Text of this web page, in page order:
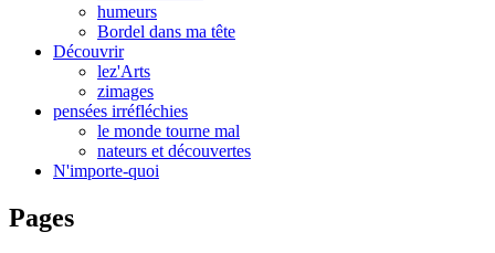
humeurs
Bordel dans ma tête
Découvrir
lez'Arts
zimages
pensées irréfléchies
le monde tourne mal
nateurs et découvertes
N'importe-quoi
Pages